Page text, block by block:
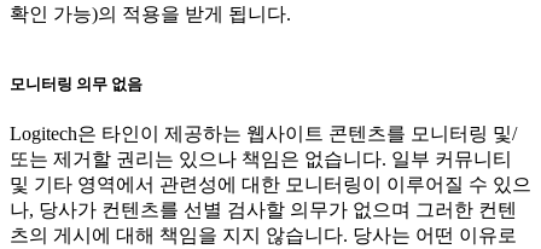
확인 가능)의 적용을 받게 됩니다.
모니터링 의무 없음
Logitech은 타인이 제공하는 웹사이트 콘텐츠를 모니터링 및/
또는 제거할 권리는 있으나 책임은 없습니다. 일부 커뮤니티
및 기타 영역에서 관련성에 대한 모니터링이 이루어질 수 있으
나, 당사가 컨텐츠를 선별 검사할 의무가 없으며 그러한 컨텐
츠의 게시에 대해 책임을 지지 않습니다. 당사는 어떤 이유로